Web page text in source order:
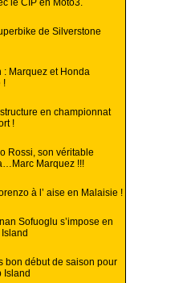
le CIP en Moto3.
de Silverstone
: Marquez et Honda
!
en championnat
!
Rossi, son véritable
Marquez !!!
à l’ aise en Malaisie !
Sofuoglu s’impose en
bon début de saison pour
Island